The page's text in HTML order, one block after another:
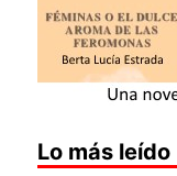
Lo más leído